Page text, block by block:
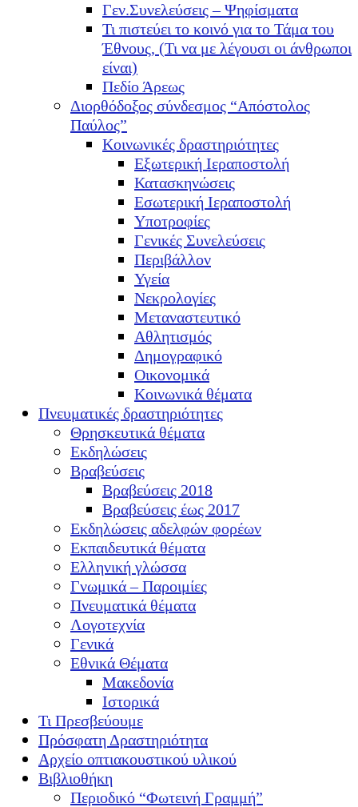
Γεν.Συνελεύσεις – Ψηφίσματα
Τι πιστεύει το κοινό για το Τάμα του
Έθνους, (Τι να με λέγουσι οι άνθρωποι
είναι)
Πεδίο Άρεως
Διορθόδοξος σύνδεσμος “Απόστολος
Παύλος”
Κοινωνικές δραστηριότητες
Εξωτερική Ιεραποστολή
Κατασκηνώσεις
Εσωτερική Ιεραποστολή
Υποτροφίες
Γενικές Συνελεύσεις
Περιβάλλον
Υγεία
Νεκρολογίες
Μεταναστευτικό
Αθλητισμός
Δημογραφικό
Οικονομικά
Κοινωνικά θέματα
Πνευματικές δραστηριότητες
Θρησκευτικά θέματα
Εκδηλώσεις
Βραβεύσεις
Βραβεύσεις 2018
Βραβεύσεις έως 2017
Εκδηλώσεις αδελφών φορέων
Εκπαιδευτικά θέματα
Ελληνική γλώσσα
Γνωμικά – Παροιμίες
Πνευματικά θέματα
Λογοτεχνία
Γενικά
Εθνικά Θέματα
Μακεδονία
Ιστορικά
Τι Πρεσβεύουμε
Πρόσφατη Δραστηριότητα
Αρχείο οπτιακουστικού υλικού
Βιβλιοθήκη
Περιοδικό “Φωτεινή Γραμμή”